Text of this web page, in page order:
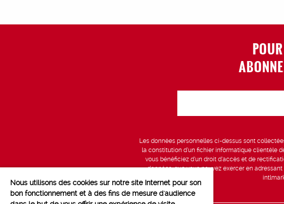
Les données personnelles ci-dessus sont
la constitution d’un fichier informatique clientèle
vous bénéficiez d’un droit d’accès et de
données, que vous pouvez exercer en
Nous utilisons des cookies sur notre site Internet pour son
bon fonctionnement et à des fins de mesure d'audience